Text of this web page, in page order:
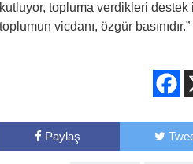
kutluyor, topluma verdikleri
toplumun vicdanı, özgür basınıdır.”
Paylaş